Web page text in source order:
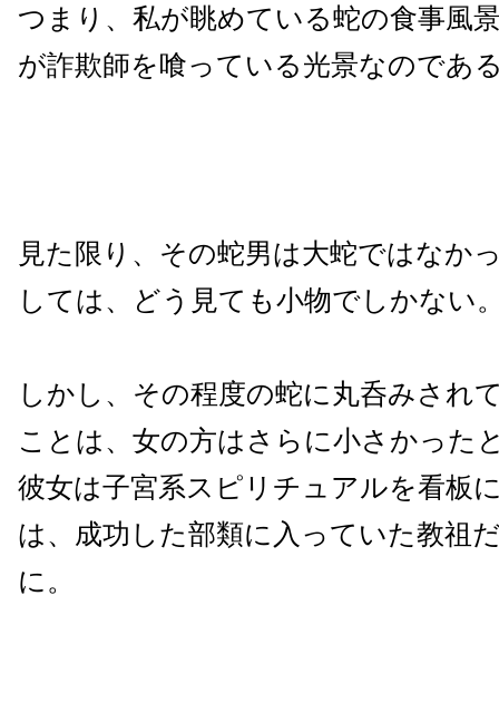
つまり、私が眺めている蛇の食事風
が詐欺師を喰っている光景なのであ
見た限り、その蛇男は大蛇ではなか
しては、どう見ても小物でしかない
しかし、その程度の蛇に丸呑みされ
ことは、女の方はさらに小さかった
彼女は子宮系スピリチュアルを看板
は、成功した部類に入っていた教祖
に。